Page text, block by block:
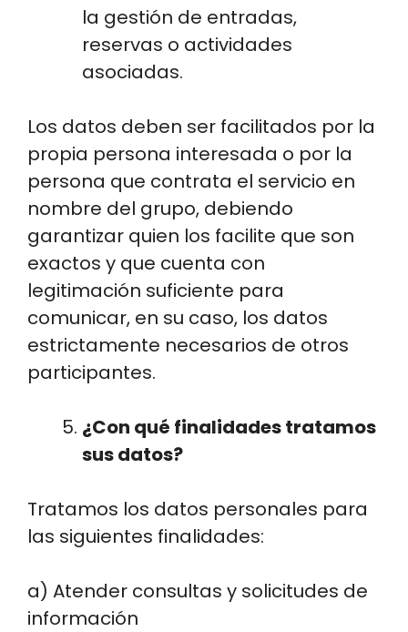
la gestión de entradas,
reservas o actividades
asociadas.
Los datos deben ser facilitados por la
propia persona interesada o por la
persona que contrata el servicio en
nombre del grupo, debiendo
garantizar quien los facilite que son
exactos y que cuenta con
legitimación suficiente para
comunicar, en su caso, los datos
estrictamente necesarios de otros
participantes.
¿Con qué finalidades tratamos
sus datos?
Tratamos los datos personales para
las siguientes finalidades:
a) Atender consultas y solicitudes de
información